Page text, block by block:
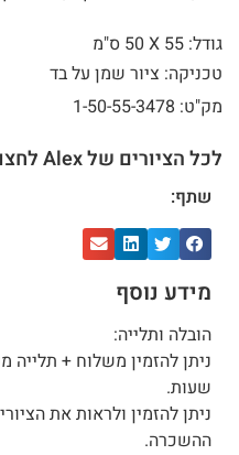
גודל: 55 X
50 ס"מ
טכניקה: ציור שמן על בד
מק"ט: 1-50-55-3478
לכל הציורים של Alex לחצו כאן
שתף:
מידע נוסף
הובלה ותלייה:
שעות.
ניתן להזמין ולראות את
ההשכרה.